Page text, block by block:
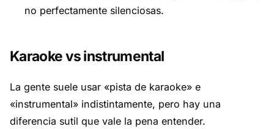
no perfectamente silenciosas.
Karaoke vs instrumental
La gente suele usar «pista de karaoke» e
«instrumental» indistintamente, pero hay una
diferencia sutil que vale la pena entender.